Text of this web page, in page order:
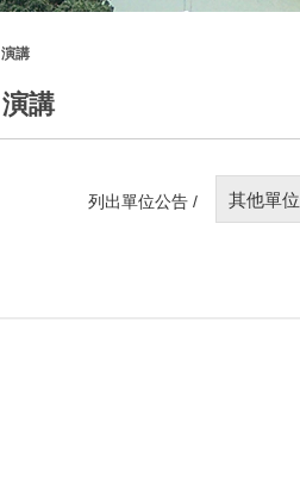
講
講
列出單位公告 / 其他單位